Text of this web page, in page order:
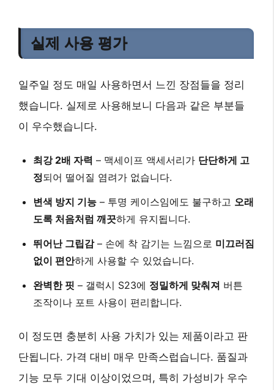
실제 사용 평가
일주일 정도 매일 사용하면서 느낀 장점들을 정리
했습니다. 실제로 사용해보니 다음과 같은 부분들
이 우수했습니다.
최강 2배 자력 – 맥세이프 액세서리가 단단하게 고
정되어 떨어질 염려가 없습니다.
변색 방지 기능 – 투명 케이스임에도 불구하고 오래
도록 처음처럼 깨끗하게 유지됩니다.
뛰어난 그립감– 손에 착 감기는 느낌으로 미끄러짐
없이 편안하게 사용할 수 있었습니다.
완벽한 핏 – 갤럭시 S23에 정밀하게 맞춰져 버튼
조작이나 포트 사용이 편리합니다.
이 정도면 충분히 사용 가치가 있는 제품이라고 판
단됩니다. 가격 대비 매우 만족스럽습니다. 품질과
기능 모두 기대 이상이었으며, 특히 가성비가 우수